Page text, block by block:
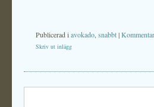
Publicerad iavokado snabbt|
Skriv ut inlägg